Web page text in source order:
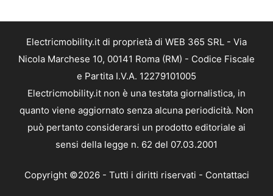
Electricmobility.it di proprietà di WEB 365 SRL - Via
Nicola Marchese 10, 00141 Roma (RM) - Codice Fiscale
e Partita I.V.A. 12279101005
Electricmobility.it non è una testata giornalistica, in
quanto viene aggiornato senza alcuna periodicità. Non
può pertanto considerarsi un prodotto editoriale ai
sensi della legge n. 62 del 07.03.2001
Copyright ©2026 - Tutti i diritti riservati - Contattaci